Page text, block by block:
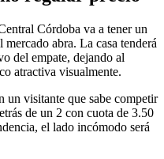
Córdoba va a tener un
abra. La casa tenderá
del empate, dejando al
atractiva visualmente.
un visitante que sabe competir
de un 2 con cuota de 3.50
el lado incómodo será